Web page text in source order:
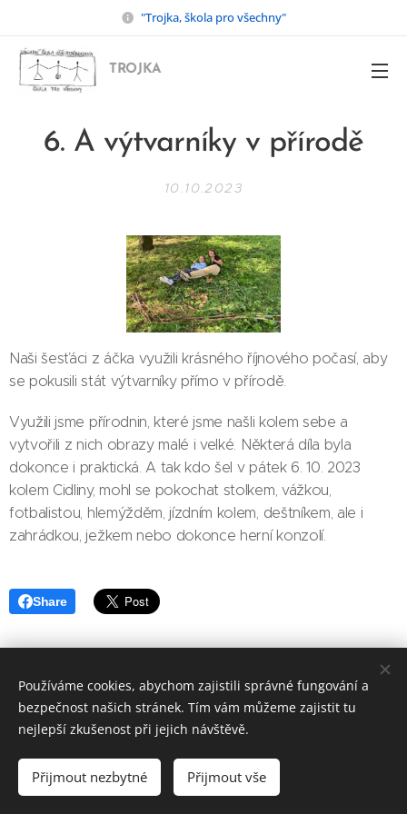
"Trojka, škola pro všechny"
TROJKA
6. A výtvarníky v přírodě
10.10.2023
Naši šesťáci z áčka využili krásného říjnového počasí, aby
se pokusili stát výtvarníky přímo v přírodě.
Využili jsme přírodnin, které jsme našli kolem sebe a
vytvořili z nich obrazy malé i velké. Některá díla byla
dokonce i praktická. A tak kdo šel v pátek 6. 10. 2023
kolem Cidliny, mohl se pokochat stolkem, vážkou,
fotbalistou, hlemýžděm, jízdním kolem, deštníkem, ale i
zahrádkou, ježkem nebo dokonce herní konzolí.
Share
Základní škola, Jičín, Poděbradova 18
Všechna práva vyhrazena.
Vytvořeno službou Webnode
Používáme cookies, abychom zajistili správné fungování a
bezpečnost našich stránek. Tím vám můžeme zajistit tu
nejlepší zkušenost při jejich návštěvě.
Přijmout nezbytné Přijmout vše